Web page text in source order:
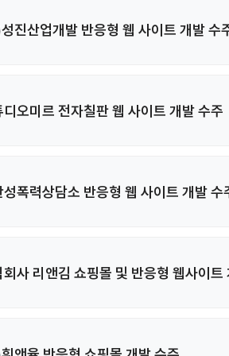
진산업개발 반응형 웹 사이트 개발 수
디오미르 전자칠판 웹 사이트 개발 수주
성폭력상담소 반응형 웹 사이트 개발 수
회사 리앤김 쇼핑몰 및 반응형 웹사이트